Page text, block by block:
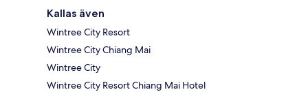
Kallas även
Wintree City Resort
Wintree City Chiang Mai
Wintree City
Wintree City Resort Chiang Mai Hotel